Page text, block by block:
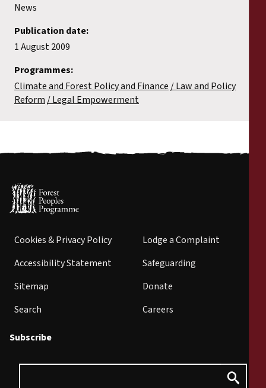
News
Publication date:
1 August 2009
Programmes:
Climate and Forest Policy and Finance
Law and Policy
Reform
Legal Empowerment
Cookies & Privacy Policy
Accessibility Statement
Sitemap
Search
Lodge a Complaint
Safeguarding
Donate
Careers
Subscribe